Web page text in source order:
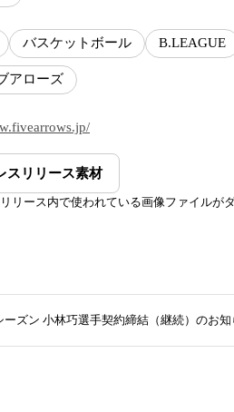
バスケットボール B.LEAGUE
アローズ
スリリース素材
リース内で使われている画像ファイルが
ーズン 小林巧選手契約締結（継続）のお